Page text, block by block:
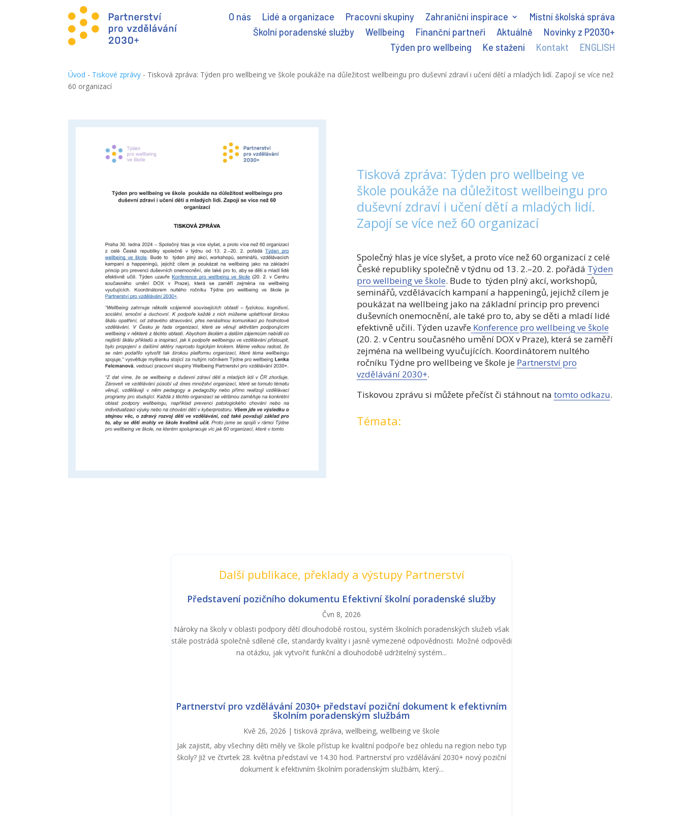
O nás Lidé a organizace Pracovní skupiny Zahraniční inspirace
Místní školská správa
Školní poradenské služby
Wellbeing Finanční partneři Aktuálně
Novinky z P2030+
Týden pro wellbeing
Ke stažení Kontakt ENGLISH
Úvod - Tiskové zprávy - Tisková zpráva: Týden pro wellbeing ve škole poukáže na důležitost wellbeingu pro duševní zdraví i učení dětí a mladých lidí. Zapojí se více než
60 organizací
Tisková zpráva: Týden pro wellbeing ve
škole poukáže na důležitost wellbeingu pro
duševní zdraví i učení dětí a mladých lidí.
Zapojí se více než 60 organizací
Společný hlas je více slyšet, a proto více než 60 organizací z celé
České republiky společně v týdnu od 13. 2.–20. 2. pořádá Týden
pro wellbeing ve škole. Bude to týden plný akcí, workshopů,
seminářů, vzdělávacích kampaní a happeningů, jejichž cílem je
poukázat na wellbeing jako na základní princip pro prevenci
duševních onemocnění, ale také pro to, aby se děti a mladí lidé
efektivně učili. Týden uzavře Konference pro wellbeing ve škole
(20. 2. v Centru současného umění DOX v Praze), která se zaměří
zejména na wellbeing vyučujících. Koordinátorem nultého
ročníku Týdne pro wellbeing ve škole je Partnerství pro
vzdělávání 2030+.
Tiskovou zprávu si můžete přečíst či stáhnout na tomto odkazu.
Témata:
Další publikace, překlady a výstupy Partnerství
Představení pozičního dokumentu Efektivní školní poradenské služby
Čvn 8, 2026
Nároky na školy v oblasti podpory dětí dlouhodobě rostou, systém školních poradenských služeb však
stále postrádá společně sdílené cíle, standardy kvality i jasně vymezené odpovědnosti. Možné odpovědi
na otázku, jak vytvořit funkční a dlouhodobě udržitelný systém...
Partnerství pro vzdělávání 2030+ představí poziční dokument k efektivním
školním poradenským službám
Kvě 26, 2026 |tisková zpráva, wellbeing, wellbeing ve škole
Jak zajistit, aby všechny děti měly ve škole přístup ke kvalitní podpoře bez ohledu na region nebo typ
školy? Již ve čtvrtek 28. května představí ve 14.30 hod. Partnerství pro vzdělávání 2030+ nový poziční
dokument k efektivním školním poradenským službám, který...